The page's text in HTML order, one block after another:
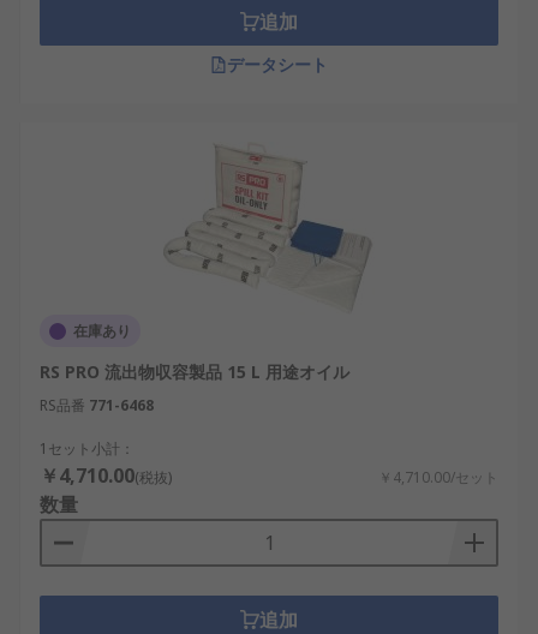
追加
データシート
在庫あり
RS PRO 流出物収容製品 15 L 用途オイル
RS品番 771-6468
1セット小計：
￥4,710.00(税抜) ￥4,710.00/セット
数量
追加